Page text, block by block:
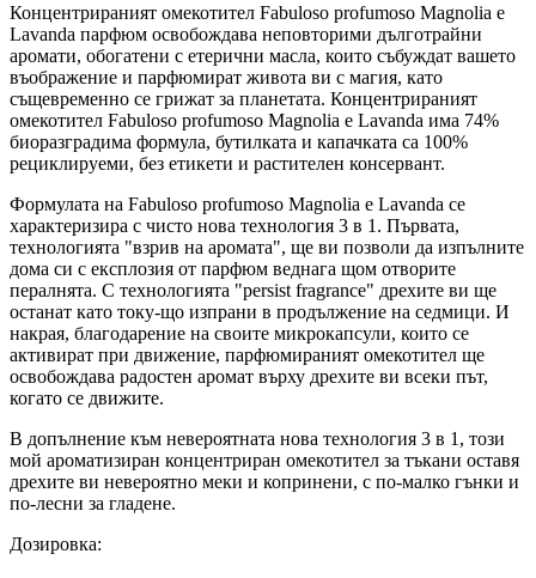
Концентрираният омекотител Fabuloso profumoso Magnolia e
Lavanda парфюм освобождава неповторими дълготрайни
аромати, обогатени с етерични масла, които събуждат вашето
въображение и парфюмират живота ви с магия, като
същевременно се грижат за планетата. Концентрираният
омекотител Fabuloso profumoso Magnolia e Lavanda има 74%
биоразградима формула, бутилката и капачката са 100%
рециклируеми, без етикети и растителен консервант.
Формулата на Fabuloso profumoso Magnolia e Lavanda се
характеризира с чисто нова технология 3 в 1. Първата,
технологията "взрив на аромата", ще ви позволи да изпълните
дома си с експлозия от парфюм веднага щом отворите
пералнята. С технологията "persist fragrance" дрехите ви ще
останат като току-що изпрани в продължение на седмици. И
накрая, благодарение на своите микрокапсули, които се
активират при движение, парфюмираният омекотител ще
освобождава радостен аромат върху дрехите ви всеки път,
когато се движите.
В допълнение към невероятната нова технология 3 в 1, този
мой ароматизиран концентриран омекотител за тъкани оставя
дрехите ви невероятно меки и копринени, с по-малко гънки и
по-лесни за гладене.
Дозировка: